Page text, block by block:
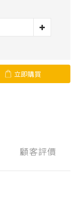
立即購買
顧客評價